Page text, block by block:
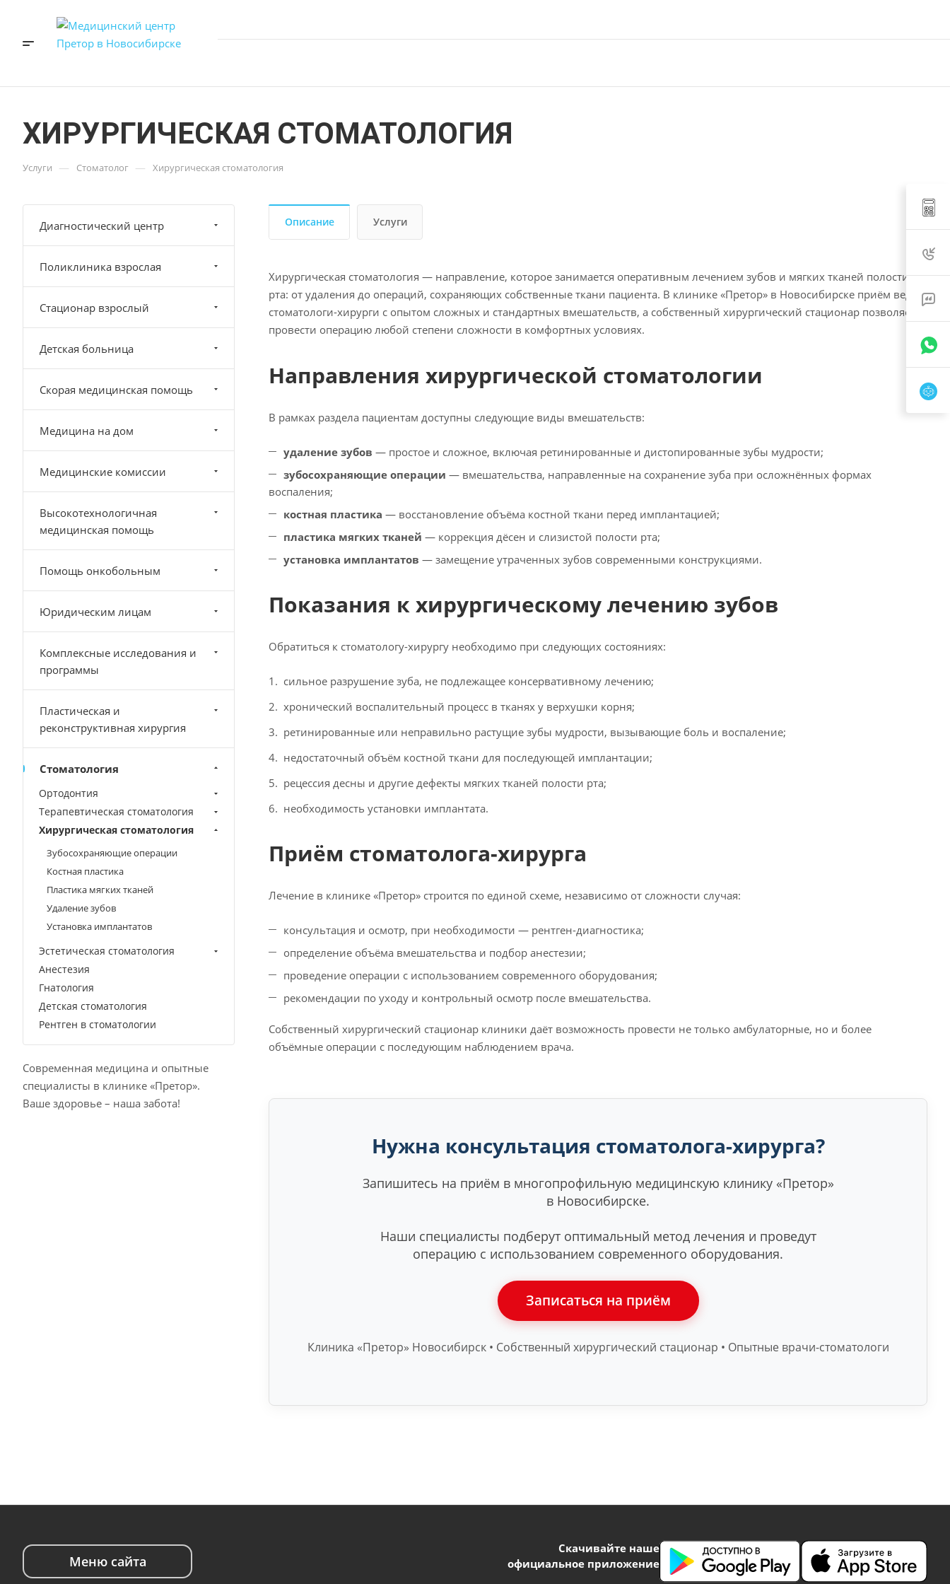
ХИРУРГИЧЕСКАЯ СТОМАТОЛОГИЯ
Услуги — Стоматолог — Хирургическая стоматология
Описание Услуги
Хирургическая стоматология — направление, которое занимается оперативным лечением зубов и мягких тканей полости
рта: от удаления до операций, сохраняющих собственные ткани пациента. В клинике «Претор» в Новосибирске приём ведут
стоматологи-хирурги с опытом сложных и стандартных вмешательств, а собственный хирургический стационар позволяет
провести операцию любой степени сложности в комфортных условиях.
Направления хирургической стоматологии
В рамках раздела пациентам доступны следующие виды вмешательств:
удаление зубов — простое и сложное, включая ретинированные и дистопированные зубы мудрости;
зубосохраняющие операции — вмешательства, направленные на сохранение зуба при осложнённых формах
воспаления;
костная пластика — восстановление объёма костной ткани перед имплантацией;
пластика мягких тканей — коррекция дёсен и слизистой полости рта;
установка имплантатов — замещение утраченных зубов современными конструкциями.
Показания к хирургическому лечению зубов
Обратиться к стоматологу-хирургу необходимо при следующих состояниях:
сильное разрушение зуба, не подлежащее консервативному лечению;
хронический воспалительный процесс в тканях у верхушки корня;
ретинированные или неправильно растущие зубы мудрости, вызывающие боль и воспаление;
недостаточный объём костной ткани для последующей имплантации;
рецессия десны и другие дефекты мягких тканей полости рта;
необходимость установки имплантата.
Приём стоматолога-хирурга
Лечение в клинике «Претор» строится по единой схеме, независимо от сложности случая:
консультация и осмотр, при необходимости — рентген-диагностика;
определение объёма вмешательства и подбор анестезии;
проведение операции с использованием современного оборудования;
рекомендации по уходу и контрольный осмотр после вмешательства.
Собственный хирургический стационар клиники даёт возможность провести не только амбулаторные, но и более
объёмные операции с последующим наблюдением врача.
Нужна консультация стоматолога-хирурга?
Запишитесь на приём в многопрофильную медицинскую клинику «Претор»
в Новосибирске.
Наши специалисты подберут оптимальный метод лечения и проведут
операцию с использованием современного оборудования.
Записаться на приём
Клиника «Претор» Новосибирск • Собственный хирургический стационар • Опытные врачи-стоматологи
Диагностический центр
Поликлиника взрослая
Стационар взрослый
Детская больница
Скорая медицинская помощь
Медицина на дом
Медицинские комиссии
Высокотехнологичная
медицинская помощь
Помощь онкобольным
Юридическим лицам
Комплексные исследования и
программы
Пластическая и
реконструктивная хирургия
Стоматология
Ортодонтия
Терапевтическая стоматология
Хирургическая стоматология
Зубосохраняющие операции
Костная пластика
Пластика мягких тканей
Удаление зубов
Установка имплантатов
Эстетическая стоматология
Анестезия
Гнатология
Детская стоматология
Рентген в стоматологии
Современная медицина и опытные
специалисты в клинике «Претор».
Ваше здоровье – наша забота!
Меню сайта
Скачивайте наше
официальное приложение